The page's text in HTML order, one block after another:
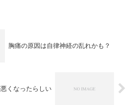
胸痛の原因は自律神経の乱れかも？
くなったらしい